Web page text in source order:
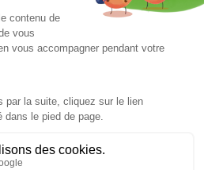
(BLSG) :
qui s'intègre parfaitement
:
vers l'extérieur pour une
continue.
des activités de plein air à un